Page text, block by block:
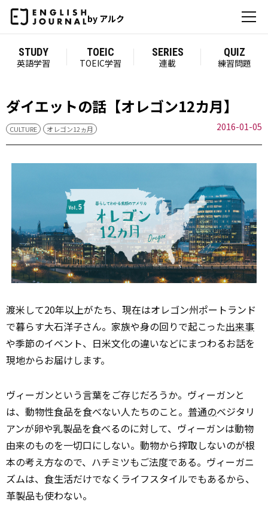
by アルク
STUDY
英語学習
TOEIC
TOEIC学習
SERIES
連載
QUIZ
練習問題
ダイエットの話【オレゴン12カ月】
CULTURE オレゴン12ヵ月 2016-01-05
渡米して20年以上がたち、現在はオレゴン州ポートランド
で暮らす大石洋子さん。家族や身の回りで起こった出来事
や季節のイベント、日米文化の違いなどにまつわるお話を
現地からお届けします。
ヴィーガンという言葉をご存じだろうか。ヴィーガンと
は、動物性食品を食べない人たちのこと。 普通のベジタリ
アンが卵や乳製品を食べるのに対して、ヴィーガンは動物
由来のものを一切口にしない。動物から搾取しないのが根
本の考え方なので、ハチミツもご法度である。ヴィーガニ
ズムは、食生活だけでなくライフスタイルでもあるから、
革製品も使わない。